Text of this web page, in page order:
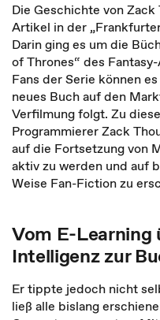
Die Geschichte von
Artikel in der
Darin ging es um die
of Thrones“ des
Fans der Serie können
neues Buch auf den
Verfilmung folgt. Zu
Programmierer Zack
auf die Fortsetzung von
aktiv zu werden und auf
Weise Fan-Fiction zu
Vom E-Learning
Intelligenz zur
Er tippte jedoch nicht
ließ alle bislang